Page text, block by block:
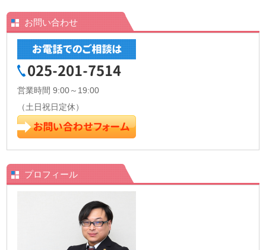
お問い合わせ
営業時間 9:00～19:00
（土日祝日定休）
プロフィール